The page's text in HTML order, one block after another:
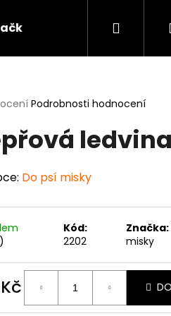
Hledat
Podrobnosti hodnocení
ledvina
Do psí misky
Kód:
2202
Značka:
misky